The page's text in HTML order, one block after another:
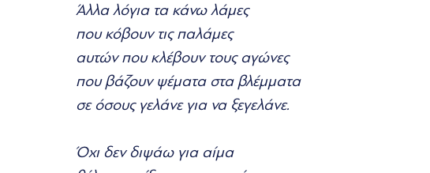
Άλλα λόγια τα κάνω λάμες
που κόβουν τις παλάμες
αυτών που κλέβουν τους αγώνες
που βάζουν ψέματα στα βλέμματα
σε όσους γελάνε για να ξεγελάνε.
Όχι δεν διψάω για αίμα